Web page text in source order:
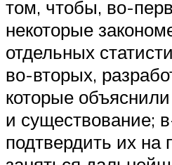
том, чтобы, во-
некоторые
отдельных
во-вторых,
которые
и существование;
подтвердить их на